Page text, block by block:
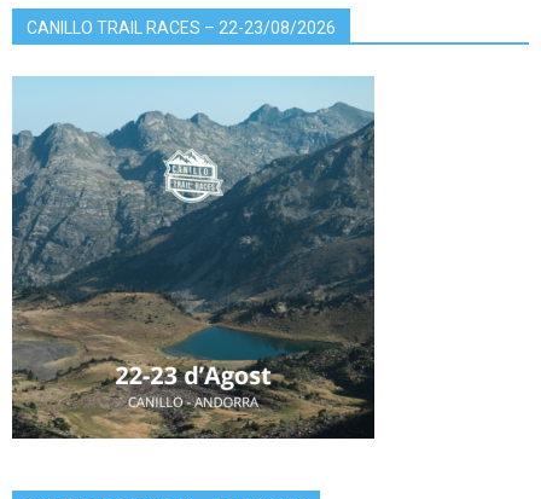
CANILLO TRAIL RACES – 22-23/08/2026